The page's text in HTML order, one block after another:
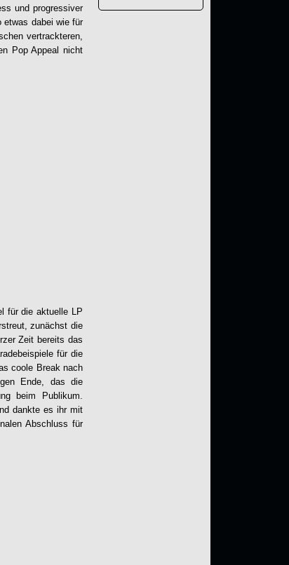
und progressiver
etwas dabei wie für
vertrackteren,
Pop Appeal nicht
für die aktuelle LP
zunächst die
Zeit bereits das
für die
coole Break nach
Ende, das die
beim Publikum.
dankte es ihr mit
Abschluss für